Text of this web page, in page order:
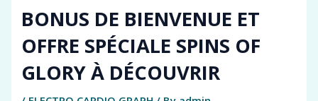
BONUS DE BIENVENUE ET
OFFRE SPÉCIALE SPINS OF
GLORY À DÉCOUVRIR